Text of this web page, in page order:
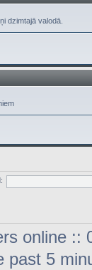
dzimtajā valodā.
online ::
past 5